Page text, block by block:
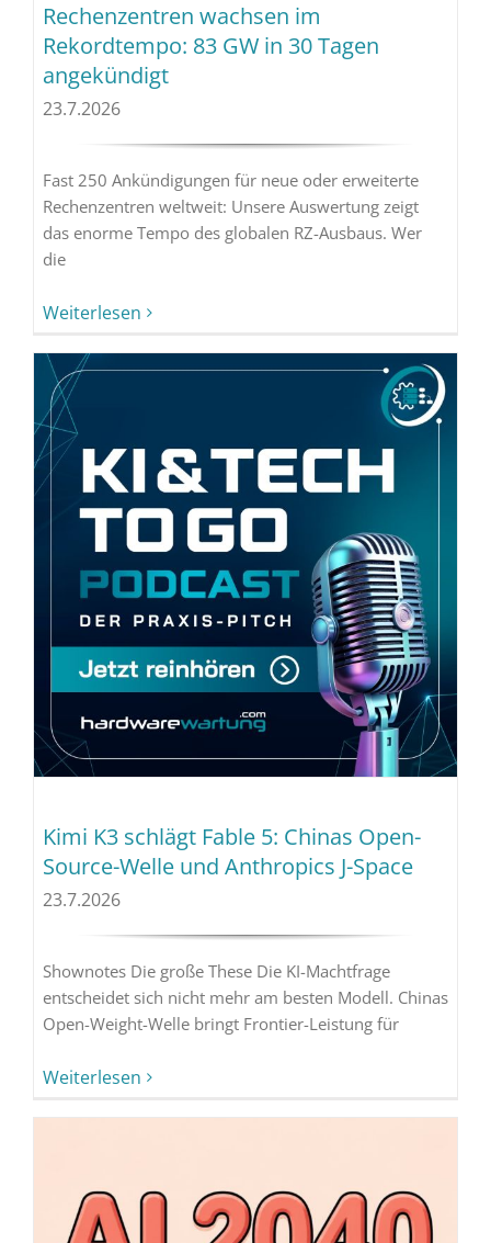
Rechenzentren wachsen im
Rekordtempo: 83 GW in 30 Tagen
angekündigt
23.7.2026
Fast 250 Ankündigungen für neue oder erweiterte
Rechenzentren weltweit: Unsere Auswertung zeigt
das enorme Tempo des globalen RZ-Ausbaus. Wer
die
Weiterlesen
Kimi K3 schlägt Fable 5: Chinas Open-
Source-Welle und Anthropics J-Space
23.7.2026
Shownotes Die große These Die KI-Machtfrage
entscheidet sich nicht mehr am besten Modell. Chinas
Open-Weight-Welle bringt Frontier-Leistung für
Weiterlesen